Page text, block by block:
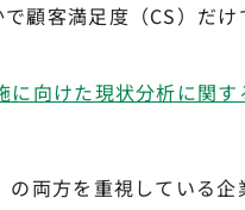
顧客満足度（CS）だけ
に向けた現状分析に関
両方を重視している企